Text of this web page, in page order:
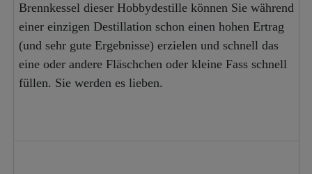
Brennkessel dieser Hobbydestille können Sie während
einer einzigen Destillation schon einen hohen Ertrag
(und sehr gute Ergebnisse) erzielen und schnell das
eine oder andere Fläschchen oder kleine Fass schnell
füllen. Sie werden es lieben.